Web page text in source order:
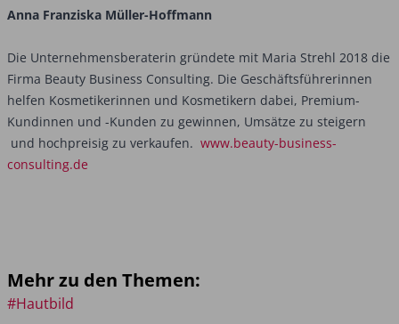
Anna Franziska Müller-Hoffmann
Die Unternehmensberaterin gründete mit Maria Strehl 2018 die
Firma ­Beauty Business Consulting. Die Geschäfts­führerinnen
helfen Kosmetikerinnen und ­Kosmetikern dabei, Premium-
Kundinnen und -Kunden zu gewinnen, Umsätze zu steigern
und hochpreisig zu verkaufen. www.beauty-business-
consulting.de
Mehr zu den Themen:
#Hautbild